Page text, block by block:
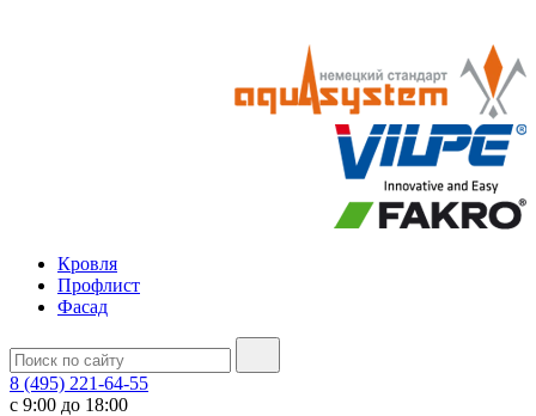
Кровля
Профлист
Фасад
8 (495) 221-64-55
с 9:00 до 18:00